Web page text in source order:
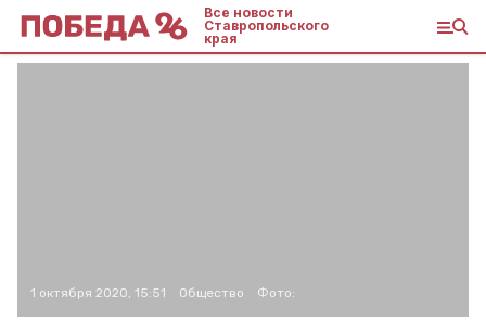
Все новости
Ставропольского
края
1 октября 2020, 15:51 Общество Фото: